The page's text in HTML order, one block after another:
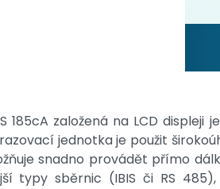
185cA založená na LCD
jednotka je použit
snadno provádět přímo
typy sběrnic (IBIS či RS